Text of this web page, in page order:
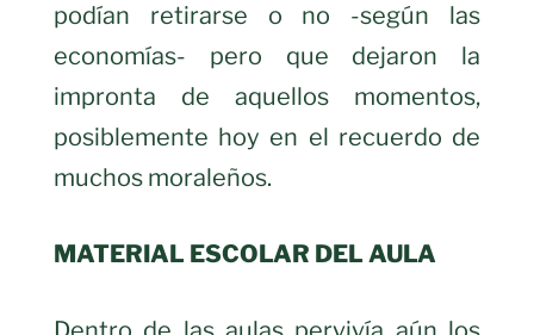
podían retirarse o no -según las
economías- pero que dejaron la
impronta de aquellos momentos,
posiblemente hoy en el recuerdo de
muchos moraleños.
MATERIAL ESCOLAR DEL AULA